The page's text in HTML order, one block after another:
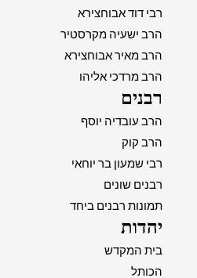
רבי דוד אבוחצירא
הרב ישעיה מקרסטיר
הרב מאיר אבוחצירא
הרב מרדכי אליהו
רבנים
הרב עובדיה יוסף
הרב קוק
רבי שמעון בר יוחאי
רבנים שונים
תמונות רבנים ביחד
יהדות
בית המקדש
הכותל